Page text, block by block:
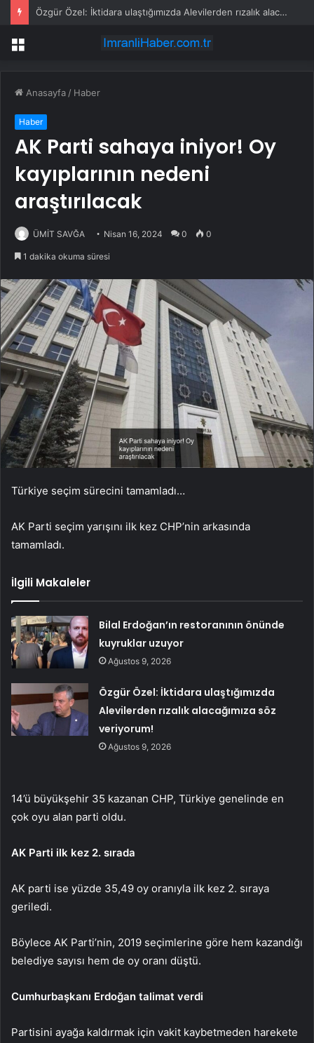
Özgür Özel: İktidara ulaştığımızda Alevilerden rızalık alacağımıza söz veriyorum!
Menü
Anasayfa / Haber
Haber
AK Parti sahaya iniyor! Oy
kayıplarının nedeni
araştırılacak
ÜMİT SAVĞA Nisan 16, 2024 0 0
1 dakika okuma süresi
Türkiye seçim sürecini tamamladı…
AK Parti seçim yarışını ilk kez CHP’nin arkasında
tamamladı.
İlgili Makaleler
Bilal Erdoğan’ın restoranının önünde
kuyruklar uzuyor
Ağustos 9, 2026
Özgür Özel: İktidara ulaştığımızda
Alevilerden rızalık alacağımıza söz
veriyorum!
Ağustos 9, 2026
14’ü büyükşehir 35 kazanan CHP, Türkiye genelinde en
çok oyu alan parti oldu.
AK Parti ilk kez 2. sırada
AK parti ise yüzde 35,49 oy oranıyla ilk kez 2. sıraya
geriledi.
Böylece AK Parti’nin, 2019 seçimlerine göre hem kazandığı
belediye sayısı hem de oy oranı düştü.
Cumhurbaşkanı Erdoğan talimat verdi
Partisini ayağa kaldırmak için vakit kaybetmeden harekete